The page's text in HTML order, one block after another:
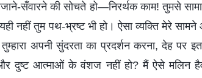
सँवारने की सोचते हो—निरर्थक काम! तुमसे
नहीं तुम पथ-भ्रष्ट भी हो। ऐसा व्यक्ति मेरे
अपनी सुंदरता का प्रदर्शन करना, देह पर
दुष्ट आत्माओं के वंशज नहीं हो? मैं ऐसे मलिन